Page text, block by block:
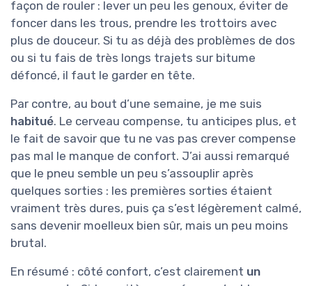
façon de rouler : lever un peu les genoux, éviter de
foncer dans les trous, prendre les trottoirs avec
plus de douceur. Si tu as déjà des problèmes de dos
ou si tu fais de très longs trajets sur bitume
défoncé, il faut le garder en tête.
Par contre, au bout d’une semaine, je me suis
habitué. Le cerveau compense, tu anticipes plus, et
le fait de savoir que tu ne vas pas crever compense
pas mal le manque de confort. J’ai aussi remarqué
que le pneu semble un peu s’assouplir après
quelques sorties : les premières sorties étaient
vraiment très dures, puis ça s’est légèrement calmé,
sans devenir moelleux bien sûr, mais un peu moins
brutal.
En résumé : côté confort, c’est clairement un